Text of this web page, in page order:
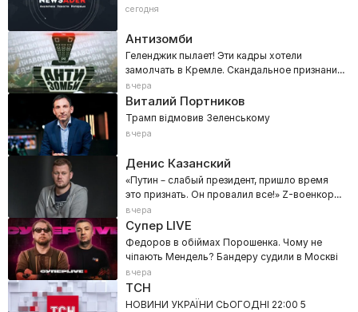
сегодня
Антизомби
Геленджик пылает! Эти кадры хотели
замолчать в Кремле. Скандальное признание
Кузичева вне эфира
вчера
Виталий Портников
Трамп відмовив Зеленському
вчера
Денис Казанский
«Путин – слабый президент, пришло время
это признать. Он провалил все!» Z-военкора
прорвало в эфире
вчера
Супер LIVE
Федоров в обіймах Порошенка. Чому не
чіпають Мендель? Бандеру судили в Москві
вчера
ТСН
НОВИНИ УКРАЇНИ СЬОГОДНІ 22:00 5